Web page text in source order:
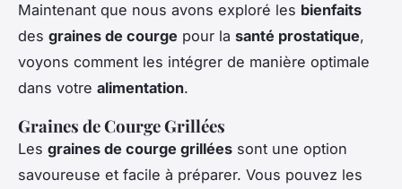
Maintenant que nous avons exploré les bienfaits
des graines de courge pour la santé prostatique,
voyons comment les intégrer de manière optimale
dans votre alimentation.
Graines de Courge Grillées
Les graines de courge grillées sont une option
savoureuse et facile à préparer. Vous pouvez les